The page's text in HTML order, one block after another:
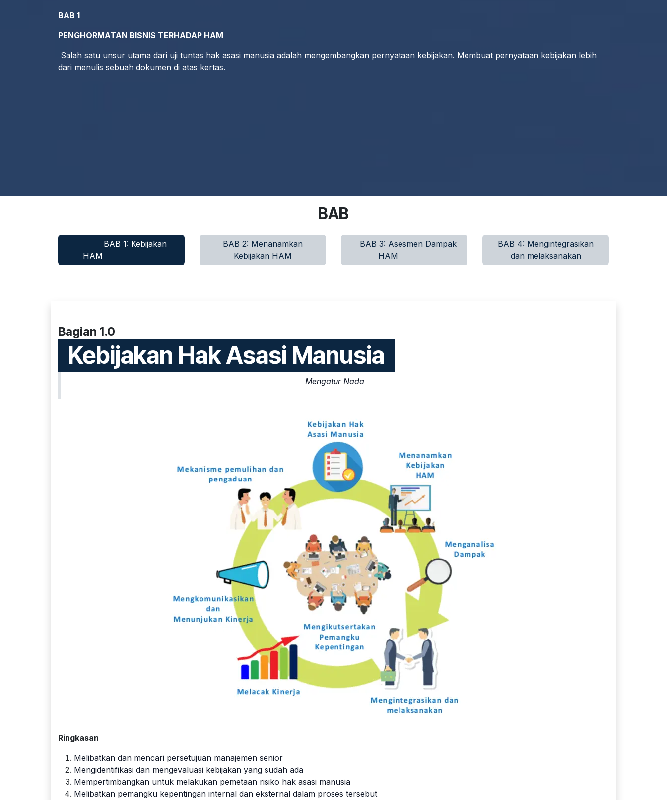
BAB 1
PENGHORMATAN BISNIS TERHADAP HAM
Salah satu unsur utama dari uji tuntas hak asasi manusia adalah mengembangkan pernyataan kebijakan. Membuat pernyataan kebijakan lebih
dari menulis sebuah dokumen di atas kertas.
BAB
BAB 1: Kebijakan
HAM​​​​
BAB 2: Menanamkan
Kebijakan HAM
BAB 3: Asesmen Dampak
HAM
BAB 4: Mengintegrasikan
dan melaksanakan
Bagian 1.0
Kebijakan Hak Asasi Manusia
Mengatur Nada
Ringkasan
Melibatkan dan mencari persetujuan manajemen senior
Mengidentifikasi dan mengevaluasi kebijakan yang sudah ada
Mempertimbangkan untuk melakukan pemetaan risiko hak asasi manusia
Melibatkan pemangku kepentingan internal dan eksternal dalam proses tersebut